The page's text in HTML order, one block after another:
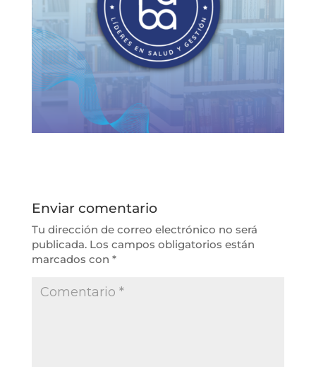
Enviar comentario
Tu dirección de correo electrónico no será
publicada. Los campos obligatorios están
marcados con *